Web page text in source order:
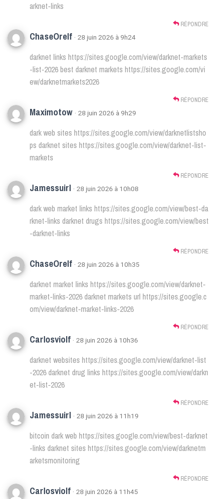
arknet-links
RÉPONDRE
ChaseOrelf · 28 juin 2026 à 9h24
darknet links https://sites.google.com/view/darknet-markets
-list-2026best darknet markets https://sites.google.com/vi
ew/darknetmarkets2026
RÉPONDRE
Maximotow · 28 juin 2026 à 9h29
dark web sites https://sites.google.com/view/darknetlistsho
ps darknet sites https://sites.google.com/view/darknet-list-
markets
RÉPONDRE
Jamessuirl · 28 juin 2026 à 10h08
dark web market links https://sites.google.com/view/best-da
rknet-links darknet drugs https://sites.google.com/view/best
-darknet-links
RÉPONDRE
ChaseOrelf · 28 juin 2026 à 10h35
darknet market links https://sites.google.com/view/darknet-
market-links-2026darknet markets url https://sites.google.c
om/view/darknet-market-links-2026
RÉPONDRE
Carlosviolf · 28 juin 2026 à 10h36
darknet websites https://sites.google.com/view/darknet-list
-2026darknet drug links https://sites.google.com/view/darkn
et-list-2026
RÉPONDRE
Jamessuirl · 28 juin 2026 à 11h19
bitcoin dark web https://sites.google.com/view/best-darknet
-links darknet sites https://sites.google.com/view/darknetm
arketsmonitoring
RÉPONDRE
Carlosviolf · 28 juin 2026 à 11h45